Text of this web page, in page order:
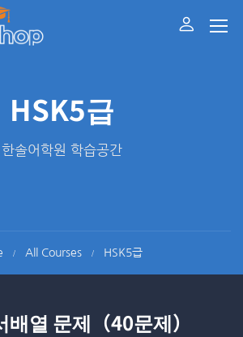
HSK5급
한솔어학원 학습공간
All Courses HSK5급
열 문제（40문제）